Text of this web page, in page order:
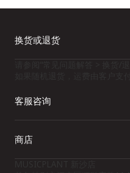
换货或退货
客服咨询
商店